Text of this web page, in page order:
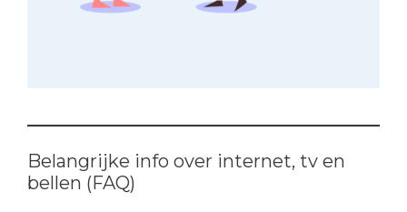
Belangrijke info over internet, tv en
bellen (FAQ)